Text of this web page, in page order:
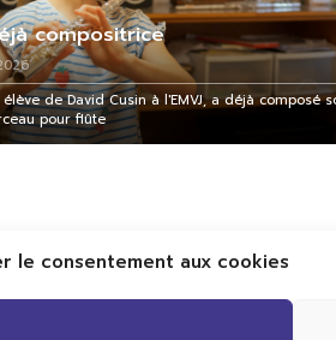
le consentement aux cookies
compositrice
de David Cusin à l'EMVJ, a déjà composé
pour flûte